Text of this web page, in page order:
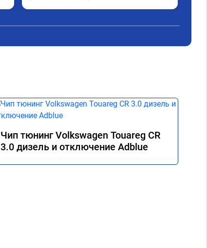
Чип тюнинг Volkswagen Touareg CR
3.0 дизель и отключение Adblue